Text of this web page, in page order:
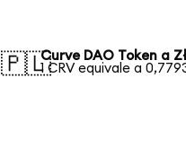
🇵🇱Curve DAO Token a
1 CRV equivale a